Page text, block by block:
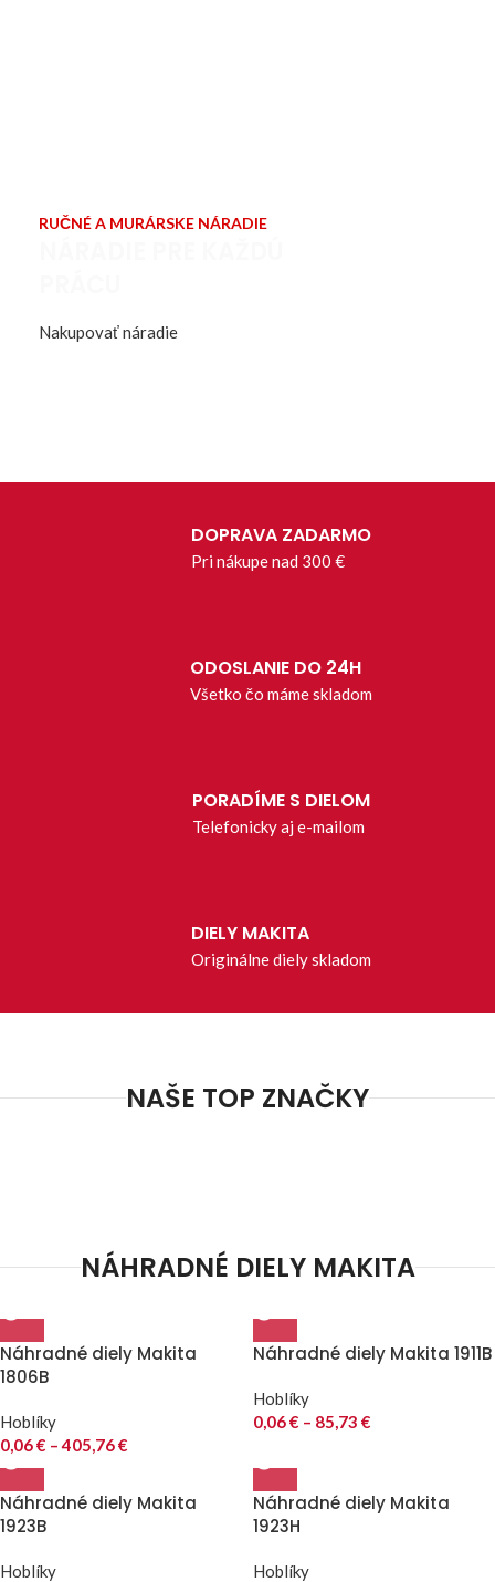
RUČNÉ A MURÁRSKE NÁRADIE
Nakupovať náradie
DOPRAVA ZADARMO
Pri nákupe nad 300 €
ODOSLANIE DO 24H
Všetko čo máme skladom
PORADÍME S DIELOM
Telefonicky aj e-mailom
DIELY MAKITA
Originálne diely skladom
NAŠE TOP ZNAČKY
NÁHRADNÉ DIELY MAKITA
Náhradné diely Makita
1806B
Hoblíky
0,06€ – 405,76€
Náhradné diely Makita 1911B
Hoblíky
0,06€ – 85,73 €
Náhradné diely Makita
1923B
Hoblíky
Náhradné diely Makita
1923H
Hoblíky